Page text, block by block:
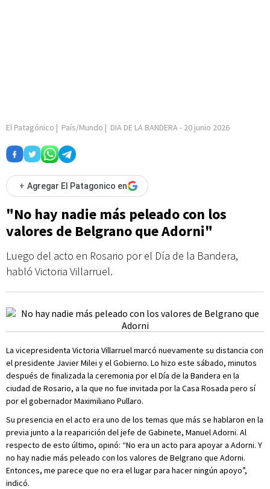
El Patagónico | País/Mundo | DIA DE LA BANDERA- 20 junio 2026
+ Agregar El Patagonico en
"No hay nadie más peleado con los
valores de Belgrano que Adorni"
Luego del acto en Rosario por el Día de la Bandera,
habló Victoria Villarruel.
La vicepresidenta Victoria Villarruel marcó nuevamente su distancia con
el presidente Javier Milei y el Gobierno. Lo hizo este sábado, minutos
después de finalizada la ceremonia por el Día de la Bandera en la
ciudad de Rosario, a la que no fue invitada por la Casa Rosada pero sí
por el gobernador Maximiliano Pullaro.
Su presencia en el acto era uno de los temas que más se hablaron en la
previa junto a la reaparición del jefe de Gabinete, Manuel Adorni. Al
respecto de esto último, opinó: “No era un acto para apoyar a Adorni. Y
no hay nadie más peleado con los valores de Belgrano que Adorni.
Entonces, me parece que no era el lugar para hacer ningún apoyo”,
indicó.